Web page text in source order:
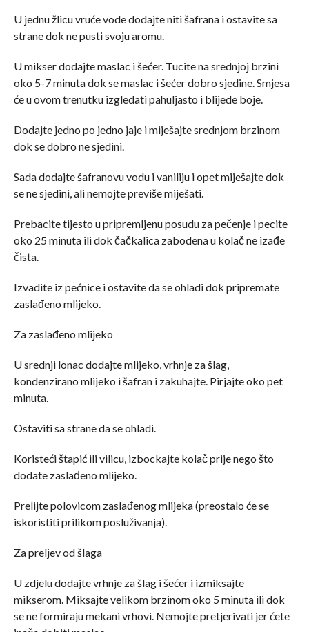
U jednu žlicu vruće vode dodajte niti šafrana i ostavite sa
strane dok ne pusti svoju aromu.
U mikser dodajte maslac i šećer. Tucite na srednjoj brzini
oko 5-7 minuta dok se maslac i šećer dobro sjedine. Smjesa
će u ovom trenutku izgledati pahuljasto i blijede boje.
Dodajte jedno po jedno jaje i miješajte srednjom brzinom
dok se dobro ne sjedini.
Sada dodajte šafranovu vodu i vaniliju i opet miješajte dok
se ne sjedini, ali nemojte previše miješati.
Prebacite tijesto u pripremljenu posudu za pečenje i pecite
oko 25 minuta ili dok čačkalica zabodena u kolač ne izađe
čista.
Izvadite iz pećnice i ostavite da se ohladi dok pripremate
zaslađeno mlijeko.
Za zaslađeno mlijeko
U srednji lonac dodajte mlijeko, vrhnje za šlag,
kondenzirano mlijeko i šafran i zakuhajte. Pirjajte oko pet
minuta.
Ostaviti sa strane da se ohladi.
Koristeći štapić ili vilicu, izbockajte kolač prije nego što
dodate zaslađeno mlijeko.
Prelijte polovicom zaslađenog mlijeka (preostalo će se
iskoristiti prilikom posluživanja).
Za preljev od šlaga
U zdjelu dodajte vrhnje za šlag i šećer i izmiksajte
mikserom. Miksajte velikom brzinom oko 5 minuta ili dok
se ne formiraju mekani vrhovi. Nemojte pretjerivati ​​jer ćete